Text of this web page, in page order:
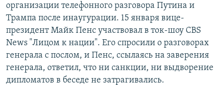
организации телефонного разговора Путина и
Трампа после инаугурации. 15 января вице-
президент Майк Пенс участвовал в ток-шоу CBS
News "Лицом к нации". Его спросили о разговорах
генерала с послом, и Пенс, ссылаясь на заверения
генерала, ответил, что ни санкции, ни выдворение
дипломатов в беседе не затрагивались.